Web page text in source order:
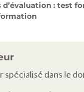
d’évaluation : test
spécialisé dans le